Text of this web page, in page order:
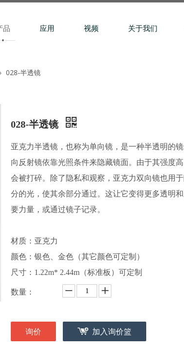
品 应用 视频 关于我们
028-半透镜
028-半透镜
亚克力半透镜，也称为单向镜，是一种半透明的
向反射镜依靠光照条件来隐藏镜面。由于其强度
会被打碎。除了隐私和观察，亚克力双向镜也用
分的光，使其余部分通过。这让它变得更多透明
要力量，或通过镜子记录。
材质：亚克力
颜色：银色、金色（其它颜色可定制）
尺寸：1.22m* 2.44m（标准板）可定制
数量：
询价 加入询价篮